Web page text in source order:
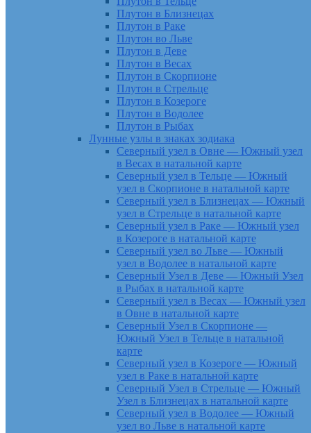
Плутон в Близнецах
Плутон в Раке
Плутон во Льве
Плутон в Деве
Плутон в Весах
Плутон в Скорпионе
Плутон в Стрельце
Плутон в Козероге
Плутон в Водолее
Плутон в Рыбах
Лунные узлы в знаках зодиака
Северный узел в Овне — Южный узел
в Весах в натальной карте
Северный узел в Тельце — Южный
узел в Скорпионе в натальной карте
Северный узел в Близнецах — Южный
узел в Стрельце в натальной карте
Северный узел в Раке — Южный узел
в Козероге в натальной карте
Северный узел во Льве — Южный
узел в Водолее в натальной карте
Северный Узел в Деве — Южный Узел
в Рыбах в натальной карте
Северный узел в Весах — Южный узел
в Овне в натальной карте
Северный Узел в Скорпионе —
Южный Узел в Тельце в натальной
карте
Северный узел в Козероге — Южный
узел в Раке в натальной карте
Северный Узел в Стрельце — Южный
Узел в Близнецах в натальной карте
Северный узел в Водолее — Южный
узел во Льве в натальной карте